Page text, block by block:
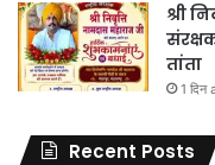
श्री
तांता
1 दिन
Recent Posts